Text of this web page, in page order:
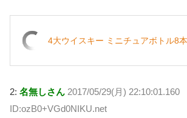
4大ウイスキー ミニチュアボトル8
2: 名無しさん 2017/05/29(月) 22:10:01.160
ID:ozB0+VGd0NIKU.net